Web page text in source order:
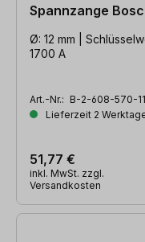
Spannzange
Ø: 12 mm |
1700 A
Art.-Nr.: B-2-608-570-
Lieferzeit 2
51,77 €
inkl. MwSt. zzgl.
Versandkosten